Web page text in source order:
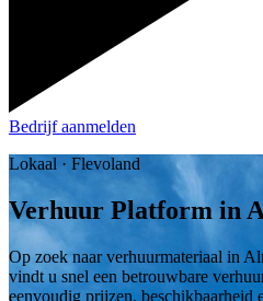
Bedrijf aanmelden
Lokaal · Flevoland
Verhuur Platform in
Op zoek naar verhuurmateriaal in
vindt u snel een betrouwbare
eenvoudig prijzen,